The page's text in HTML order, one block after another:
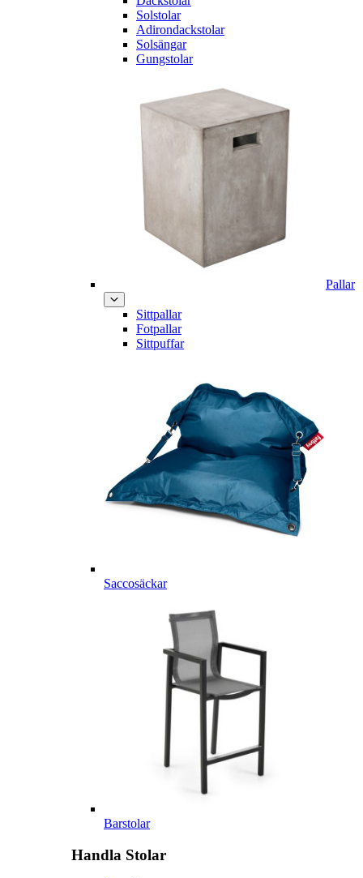
Solstolar
Adirondackstolar
Solsängar
Gungstolar
Pallar
Sittpallar
Fotpallar
Sittpuffar
Saccosäckar
Barstolar
Handla Stolar